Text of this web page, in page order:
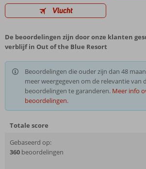
Vlucht
De beoordelingen zijn door onze klanten
verblijf in Out of the Blue Resort
Beoordelingen die ouder zijn dan 48
meer weergegeven om de relevantie van
beoordelingen te garanderen. Meer info
beoordelingen.
Totale score
Gebaseerd op:
360 beoordelingen